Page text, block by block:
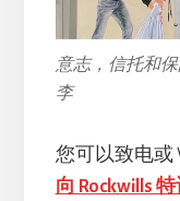
意志，信托和
李
您可以致电或
向 Rockwills